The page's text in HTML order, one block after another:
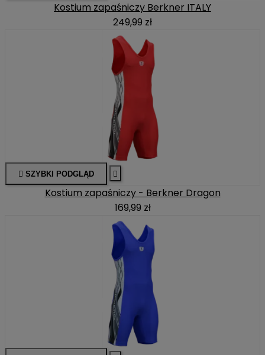
Kostium zapaśniczy Berkner ITALY
249,99 zł
 SZYBKI PODGLĄD 
Kostium zapaśniczy - Berkner Dragon
169,99 zł